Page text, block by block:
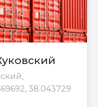
38.043729